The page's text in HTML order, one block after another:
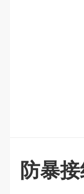
防暴